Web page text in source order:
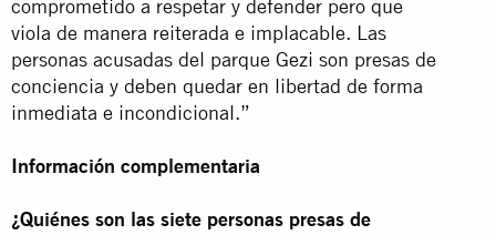
comprometido a respetar y defender pero que
viola de manera reiterada e implacable. Las
personas acusadas del parque Gezi son presas de
conciencia y deben quedar en libertad de forma
inmediata e incondicional.”
Información complementaria
¿Quiénes son las siete personas presas de